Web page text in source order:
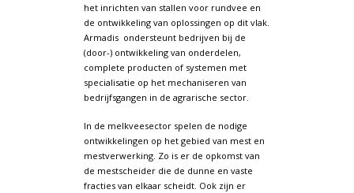
het inrichten van stallen voor rundvee en
de ontwikkeling van oplossingen op dit vlak.
Armadis ondersteunt bedrijven bij de
(door-) ontwikkeling van onderdelen,
complete producten of systemen met
specialisatie op het mechaniseren van
bedrijfsgangen in de agrarische sector.
In de melkveesector spelen de nodige
ontwikkelingen op het gebied van mest en
mestverwerking. Zo is er de opkomst van
de mestscheider die de dunne en vaste
fracties van elkaar scheidt. Ook zijn er